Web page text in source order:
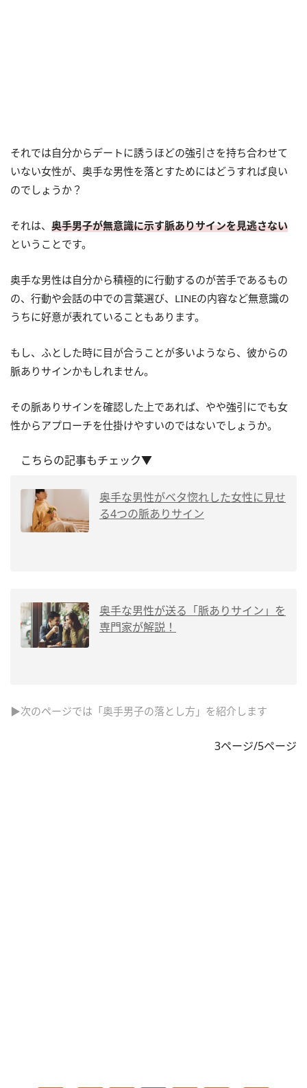
それでは自分からデートに誘うほどの強引さを持ち合わせて
いない女性が、奥手な男性を落とすためにはどうすれば良い
のでしょうか？
それは、 奥手男子が無意識に示す脈ありサインを見逃さない
ということです。
奥手な男性は自分から積極的に行動するのが苦手であるもの
の、行動や会話の中での言葉選び、LINEの内容など無意識の
うちに好意が表れていることもあります。
もし、ふとした時に目が合うことが多いようなら、彼からの
脈ありサインかもしれません。
その脈ありサインを確認した上であれば、やや強引にでも女
性からアプローチを仕掛けやすいのではないでしょうか。
こちらの記事もチェック▼
奥手な男性がベタ惚れした女性に見せ
る4つの脈ありサイン
奥手な男性が送る「脈ありサイン」を
専門家が解説！
▶次のページでは「奥手男子の落とし方」を紹介します
3ページ/5ページ